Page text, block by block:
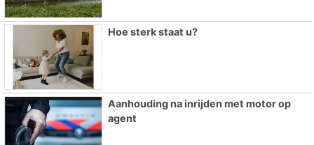
Hoe sterk staat u?
Aanhouding na inrijden met motor op
agent